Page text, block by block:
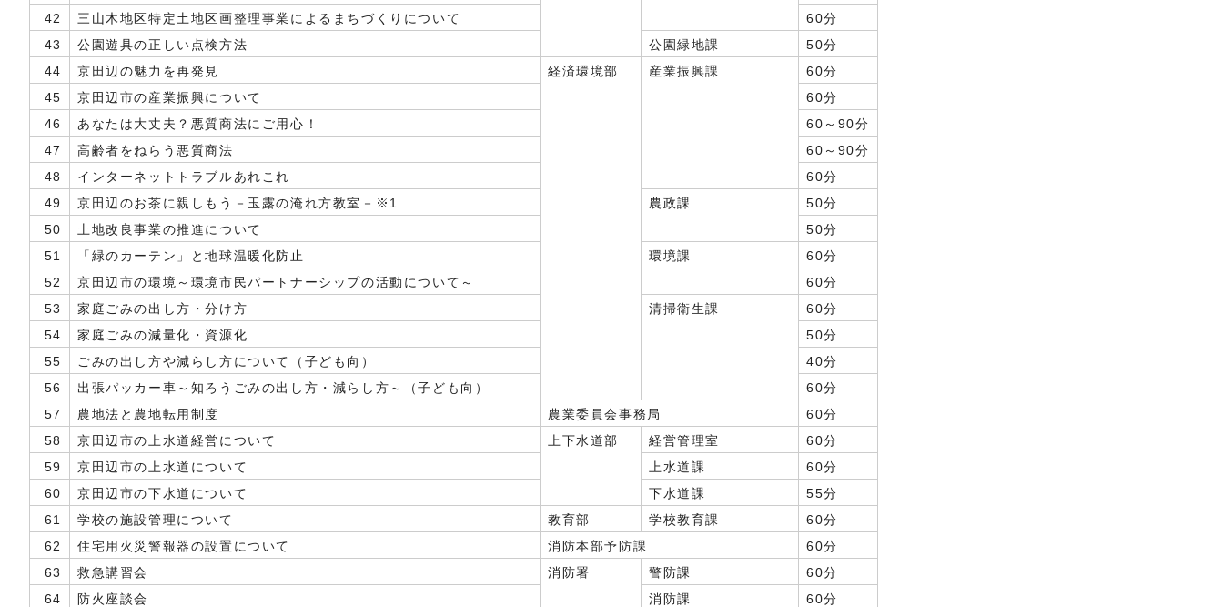
42
三山木地区特定土地区画整理事業によるまちづくりについて
60分
43
公園遊具の正しい点検方法 公園緑地課
50分
44
京田辺の魅力を再発見 経済環境部 産業振興課
60分
45
京田辺市の産業振興について
60分
46
あなたは大丈夫？悪質商法にご用心！
60～90分
47
高齢者をねらう悪質商法
60～90分
48
インターネットトラブルあれこれ
60分
49
京田辺のお茶に親しもう－玉露の淹れ方教室－※1 農政課
50分
50
土地改良事業の推進について
50分
51
「緑のカーテン」と地球温暖化防止 環境課
60分
52
京田辺市の環境～環境市民パートナーシップの活動について～
60分
53
家庭ごみの出し方・分け方 清掃衛生課
60分
54
家庭ごみの減量化・資源化
50分
55
ごみの出し方や減らし方について（子ども向）
40分
56
出張パッカー車～知ろうごみの出し方・減らし方～（子ども向）
60分
57
農地法と農地転用制度 農業委員会事務局
60分
58
京田辺市の上水道経営について 上下水道部 経営管理室
60分
59
京田辺市の上水道について 上水道課
60分
60
京田辺市の下水道について 下水道課
55分
61
学校の施設管理について 教育部 学校教育課
60分
62
住宅用火災警報器の設置について 消防本部予防課
60分
63
救急講習会 消防署 警防課
60分
64
防火座談会 消防課
60分